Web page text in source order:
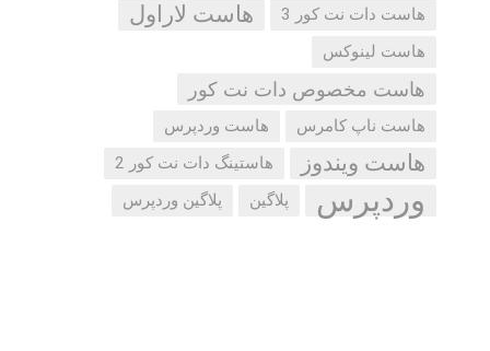
هاست دات نت کور 3 هاست لاراول
هاست لینوکس
هاست مخصوص دات نت کور
هاست ناپ کامرس هاست وردپرس
هاست ویندوز هاستینگ دات نت کور 2
وردپرس پلاگین پلاگین وردپرس